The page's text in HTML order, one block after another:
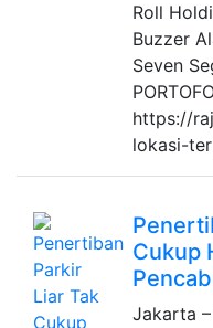
Roll
Buzzer
Seven
https://
lokasi-
Cukup
Jakarta